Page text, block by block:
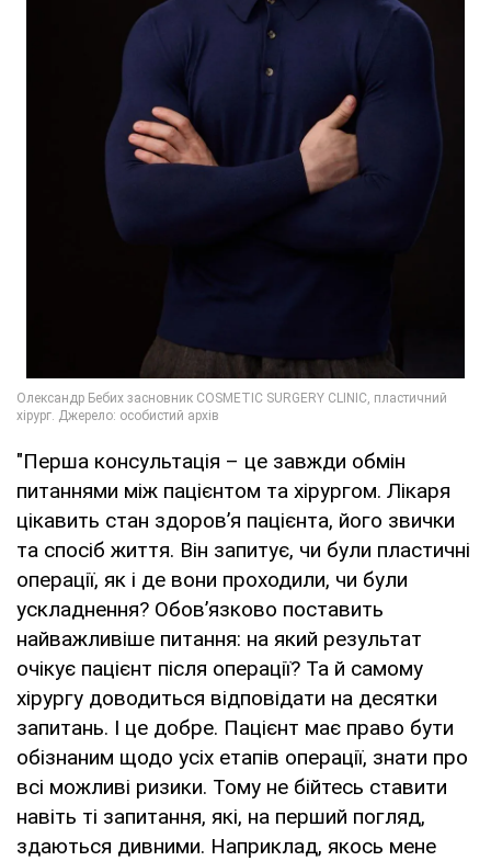
"Перша консультація – це завжди обмін
питаннями між пацієнтом та хірургом. Лікаря
цікавить стан здоров’я пацієнта, його звички
та спосіб життя. Він запитує, чи були пластичні
операції, як і де вони проходили, чи були
ускладнення? Обов’язково поставить
найважливіше питання: на який результат
очікує пацієнт після операції? Та й самому
хірургу доводиться відповідати на десятки
запитань. І це добре. Пацієнт має право бути
обізнаним щодо усіх етапів операції, знати про
всі можливі ризики. Тому не бійтесь ставити
навіть ті запитання, які, на перший погляд,
здаються дивними. Наприклад, якось мене